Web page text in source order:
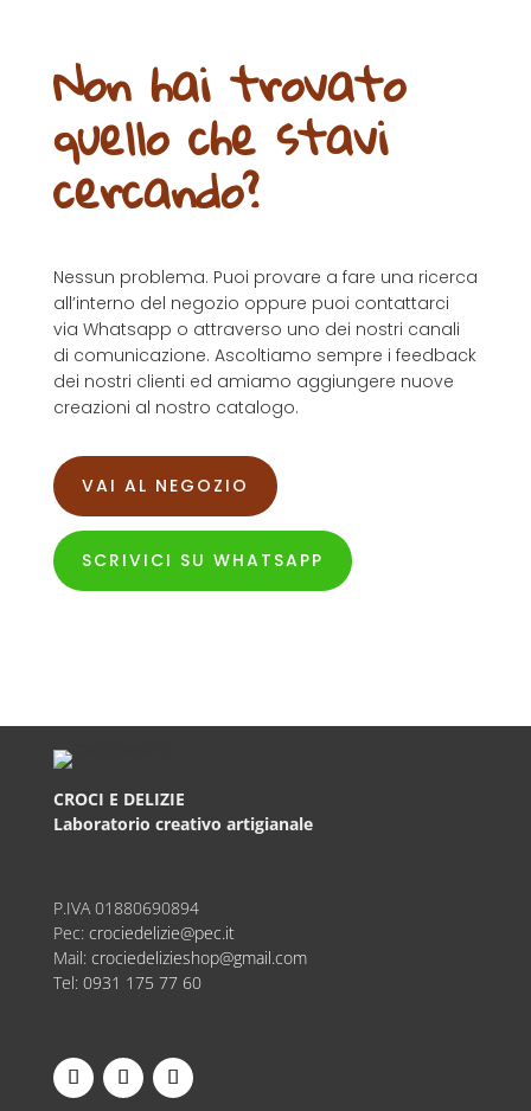
Non hai trovato
quello che stavi
cercando?
Nessun problema. Puoi provare a fare una ricerca
all’interno del negozio oppure puoi contattarci
via Whatsapp o attraverso uno dei nostri canali
di comunicazione. Ascoltiamo sempre i feedback
dei nostri clienti ed amiamo aggiungere nuove
creazioni al nostro catalogo.
VAI AL NEGOZIO
SCRIVICI SU WHATSAPP
CROCI E DELIZIE
Laboratorio creativo artigianale
P.IVA01880690894
Pec: crociedelizie@pec.it
Mail: crociedelizieshop@gmail.com
Tel: 0931 175 77 60